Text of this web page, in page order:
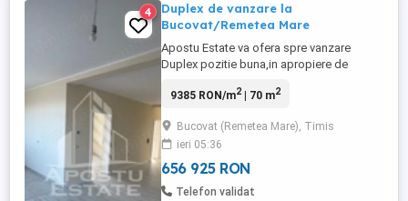
4
Duplex de vanzare la
Bucovat/Remetea Mare
Apostu Estate va ofera spre vanzare
Duplex pozitie buna,in apropiere de
comun,magazine,scola,gradinita,etc.
inaltime P,avand tamplarie din geam
Tripan,izolatie exterioara de 15 cu eps
80,cu placa de beton peste parter,avan
9385 RON/m2| 70 m2
Bucovat (Remetea Mare), Timis
ieri 05:36
656 925 RON
Telefon validat